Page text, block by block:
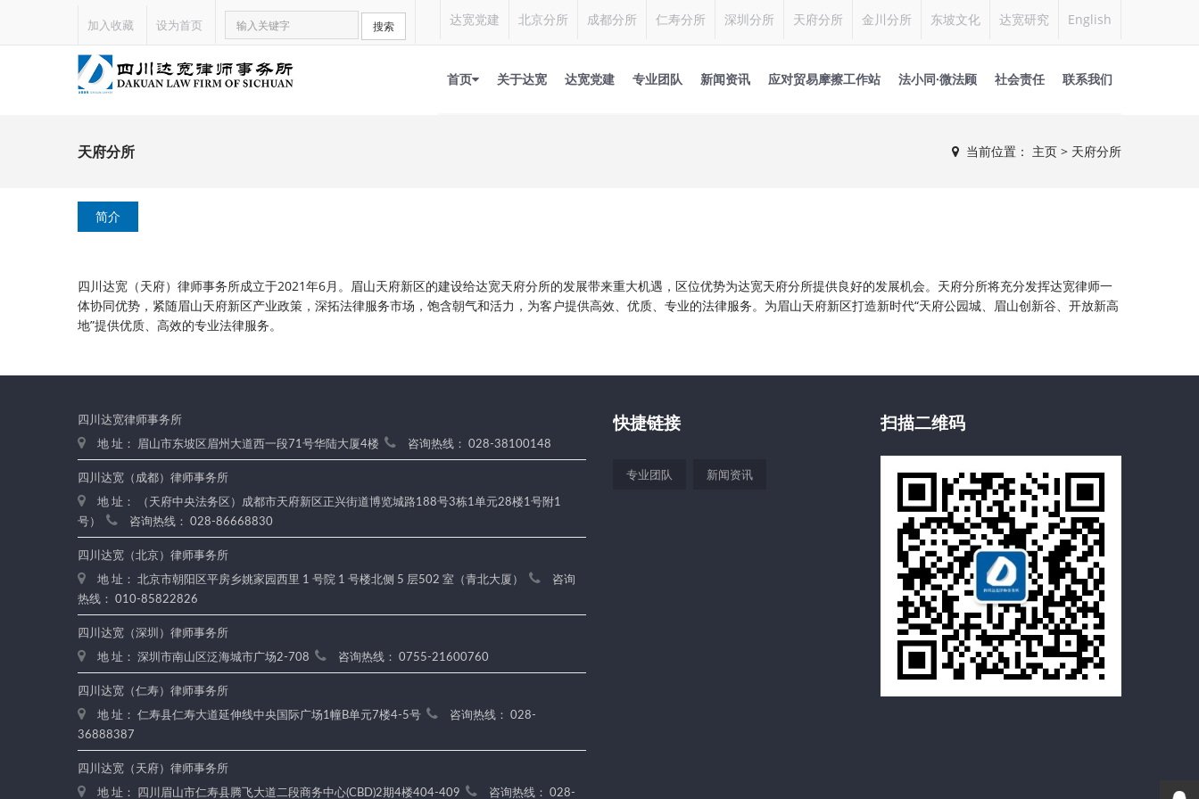
加入收藏 设为首页 搜索 达宽党建 北京分所 成都分所 仁寿分所 深圳分所 天府分所 金川分所 东坡文化 达宽研究 English
首页 关于达宽 达宽党建 专业团队 新闻资讯 应对贸易摩擦工作站 法小同·微法顾 社会责任 联系我们
天府分所 当前位置： 主页 > 天府分所
简介
四川达宽（天府）律师事务所成立于2021年6月。眉山天府新区的建设给达宽天府分所的发展带来重大机遇，区位优势为达宽天府分所提供良好的发展机会。天府分所将充分发挥达宽律师一
体协同优势，紧随眉山天府新区产业政策，深拓法律服务市场，饱含朝气和活力，为客户提供高效、优质、专业的法律服务。为眉山天府新区打造新时代“天府公园城、眉山创新谷、开放新高
地”提供优质、高效的专业法律服务。
四川达宽律师事务所
地 址： 眉山市东坡区眉州大道西一段71号华陆大厦4楼 咨询热线： 028-38100148
四川达宽（成都）律师事务所
地 址： （天府中央法务区）成都市天府新区正兴街道博览城路188号3栋1单元28楼1号附1
号）
咨询热线： 028-86668830
四川达宽（北京）律师事务所
地 址： 北京市朝阳区平房乡姚家园西里 1 号院 1 号楼北侧 5 层502 室（青北大厦）
咨询
热线： 010-85822826
四川达宽（深圳）律师事务所
地 址： 深圳市南山区泛海城市广场2-708 咨询热线： 0755-21600760
四川达宽（仁寿）律师事务所
地 址： 仁寿县仁寿大道延伸线中央国际广场1幢B单元7楼4-5号
咨询热线： 028-
36888387
四川达宽（天府）律师事务所
地 址： 四川眉山市仁寿县腾飞大道二段商务中心(CBD)2期4楼404-409 咨询热线： 028-
快捷链接
专业团队 新闻资讯
扫描二维码